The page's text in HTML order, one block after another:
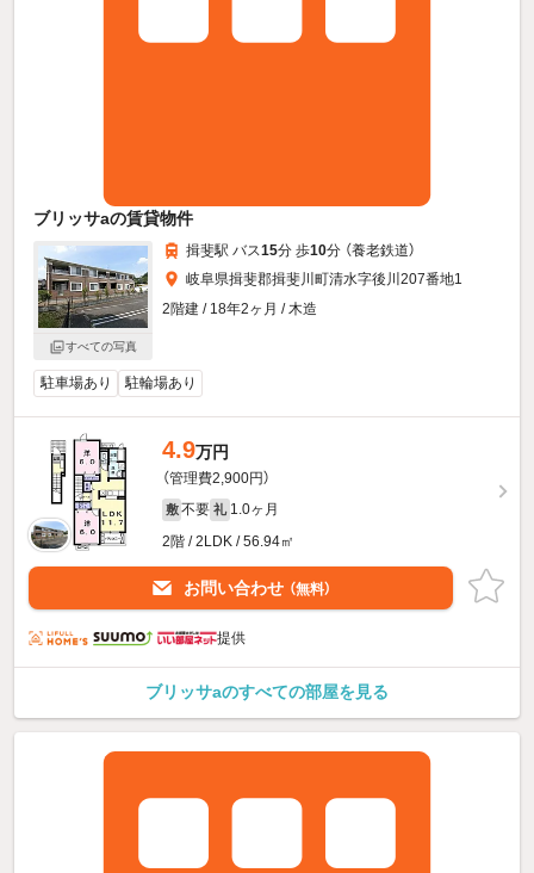
ブリッサaの賃貸物件
すべての写真
揖斐駅 バス15分 歩10分 （養老鉄道）
岐阜県揖斐郡揖斐川町清水字後川207番地1
2階建 / 18年2ヶ月 / 木造
駐車場あり 駐輪場あり
4.9万円
（管理費2,900円）
敷 不要 礼 1.0ヶ月
2階 / 2LDK / 56.94㎡
お問い合わせ （無料）
提供
ブリッサaのすべての部屋を見る